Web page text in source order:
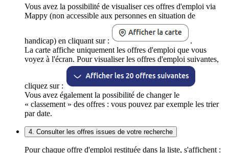
Vous avez la possibilité de visualiser ces offres d'emploi via
Mappy (non accessible aux personnes en situation de
handicap) en cliquant sur :
.
La carte affiche uniquement les offres d'emploi que vous
voyez à l'écran. Pour visualiser les offres d'emploi suivantes,
cliquez sur :
Vous avez également la possibilité de changer le
« classement » des offres : vous pouvez par exemple les trier
par date.
4. Consulter les offres issues de votre recherche
Pour chaque offre d'emploi restituée dans la liste, s'affichent :